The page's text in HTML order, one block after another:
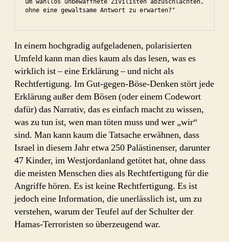
um wahllos unbewaffnete Zivilisten abzuschlachten,
ohne eine gewaltsame Antwort zu erwarten?"
In einem hochgradig aufgeladenen, polarisierten
Umfeld kann man dies kaum als das lesen, was es
wirklich ist – eine Erklärung – und nicht als
Rechtfertigung. Im Gut-gegen-Böse-Denken stört jede
Erklärung außer dem Bösen (oder einem Codewort
dafür) das Narrativ, das es einfach macht zu wissen,
was zu tun ist, wen man töten muss und wer „wir“
sind. Man kann kaum die Tatsache erwähnen, dass
Israel in diesem Jahr etwa 250 Palästinenser, darunter
47 Kinder, im Westjordanland getötet hat, ohne dass
die meisten Menschen dies als Rechtfertigung für die
Angriffe hören. Es ist keine Rechtfertigung. Es ist
jedoch eine Information, die unerlässlich ist, um zu
verstehen, warum der Teufel auf der Schulter der
Hamas-Terroristen so überzeugend war.